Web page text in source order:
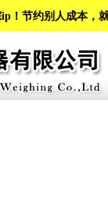
！节约别人成本，